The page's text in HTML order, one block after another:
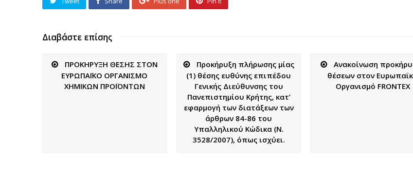
Διαβάστε επίσης
ΠΡΟΚΗΡΥΞΗ ΘΕΣΗΣ ΣΤΟΝ
ΕΥΡΩΠΑΪΚΟ ΟΡΓΑΝΙΣΜΟ
ΧΗΜΙΚΩΝ ΠΡΟΪΟΝΤΩΝ
Προκήρυξη πλήρωσης μίας
(1) θέσης ευθύνης επιπέδου
Γενικής Διεύθυνσης του
Πανεπιστημίου Κρήτης, κατ’
εφαρμογή των διατάξεων των
άρθρων 84-86 του
Υπαλληλικού Κώδικα (Ν.
3528/2007), όπως ισχύει.
Ανακοίνωση
θέσεων στoν
Οργανισμό FRONTEX